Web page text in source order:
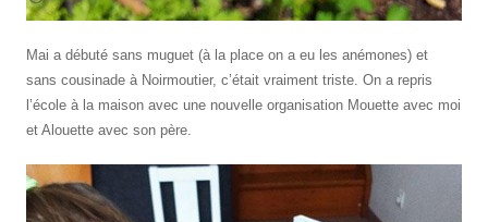
Mai a débuté sans muguet (à la place on a eu les anémones) et
sans cousinade à Noirmoutier, c’était vraiment triste. On a repris
l’école à la maison avec une nouvelle organisation Mouette avec moi
et Alouette avec son père.